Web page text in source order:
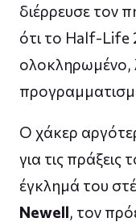
διέρρευσε τον
ότι το Half-Life
ολοκληρωμένο,
Ο χάκερ
για τις
έγκλημά του
Newell, τον